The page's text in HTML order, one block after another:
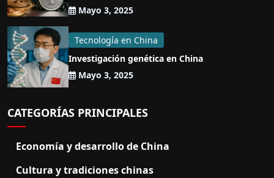
Mayo 3, 2025
Tecnología en China
Investigación genética en China
Mayo 3, 2025
CATEGORÍAS PRINCIPALES
Economía y desarrollo de China
Cultura y tradiciones chinas